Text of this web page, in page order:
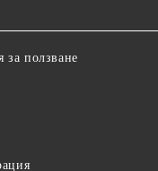
за ползване